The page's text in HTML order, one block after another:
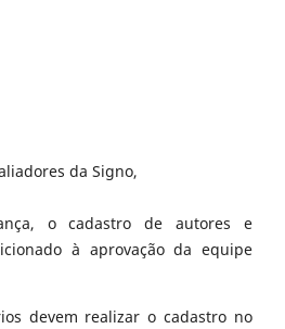
da Signo,
o cadastro de autores e
à aprovação da equipe
devem realizar o cadastro no